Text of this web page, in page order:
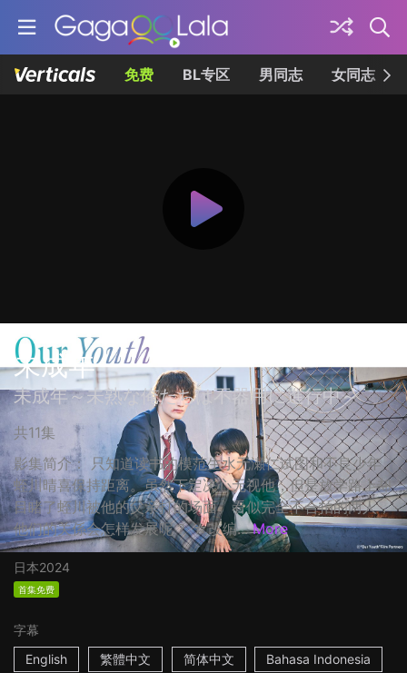
免费 BL专区 男同志 女同志
未成年
未成年～未熟な俺たちは不器用に進行中～
共11集
影集简介： 只知道读书的模范生水无瀬仁试图和不良少年
蛭川晴喜保持距离。虽然下定决心无视他，但是放学路上却
目睹了蛭川被他的父亲打的场面。看似完全不合拍的两人，
他们的关係会怎样发展呢？ ☆改编... More
日本2024
首集免费
字幕
English
繁體中文 简体中文 Bahasa Indonesia